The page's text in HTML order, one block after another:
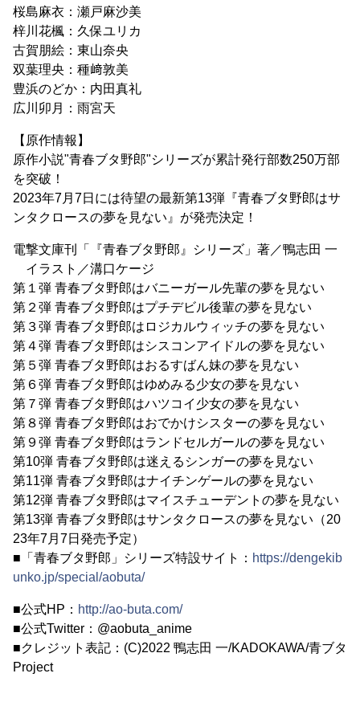
桜島麻衣：瀬戸麻沙美
梓川花楓：久保ユリカ
古賀朋絵：東山奈央
双葉理央：種﨑敦美
豊浜のどか：内田真礼
広川卯月：雨宮天
【原作情報】
原作小説"青春ブタ野郎"シリーズが累計発行部数250万部
を突破！
2023年7月7日には待望の最新第13弾『青春ブタ野郎はサ
ンタクロースの夢を見ない』が発売決定！
電撃文庫刊「『青春ブタ野郎』シリーズ」著／鴨志田 一
イラスト／溝口ケージ
第１弾 青春ブタ野郎はバニーガール先輩の夢を見ない
第２弾 青春ブタ野郎はプチデビル後輩の夢を見ない
第３弾 青春ブタ野郎はロジカルウィッチの夢を見ない
第４弾 青春ブタ野郎はシスコンアイドルの夢を見ない
第５弾 青春ブタ野郎はおるすばん妹の夢を見ない
第６弾 青春ブタ野郎はゆめみる少女の夢を見ない
第７弾 青春ブタ野郎はハツコイ少女の夢を見ない
第８弾 青春ブタ野郎はおでかけシスターの夢を見ない
第９弾 青春ブタ野郎はランドセルガールの夢を見ない
第10弾 青春ブタ野郎は迷えるシンガーの夢を見ない
第11弾 青春ブタ野郎はナイチンゲールの夢を見ない
第12弾 青春ブタ野郎はマイスチューデントの夢を見ない
第13弾 青春ブタ野郎はサンタクロースの夢を見ない（20
23年7月7日発売予定）
■「青春ブタ野郎」シリーズ特設サイト： https://dengekib
unko.jp/special/aobuta/
■公式HP： http://ao-buta.com/
■公式Twitter：@aobuta_anime
■クレジット表記：(C)2022 鴨志田 一/KADOKAWA/青ブタ
Project